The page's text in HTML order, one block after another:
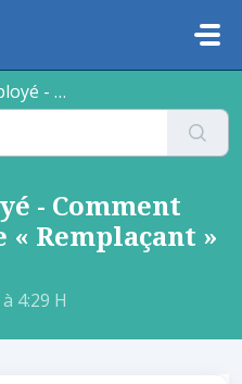
« Remplaçant » ...
- Comment
Remplaçant »
4:29 H